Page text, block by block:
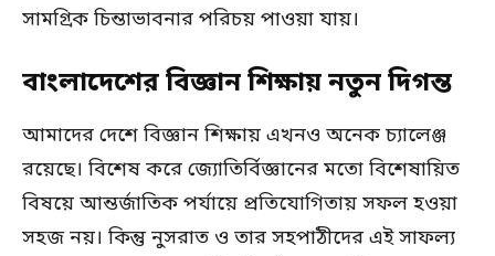
সামগ্রিক চিন্তাভাবনার পরিচয় পাওয়া যায়।
বাংলাদেশের বিজ্ঞান শিক্ষায় নতুন দিগন্ত
আমাদের দেশে বিজ্ঞান শিক্ষায় এখনও অনেক চ্যালেঞ্জ
রয়েছে। বিশেষ করে জ্যোতির্বিজ্ঞানের মতো বিশেষায়িত
বিষয়ে আন্তর্জাতিক পর্যায়ে প্রতিযোগিতায় সফল হওয়া
সহজ নয়। কিন্তু নুসরাত ও তার সহপাঠীদের এই সাফল্য